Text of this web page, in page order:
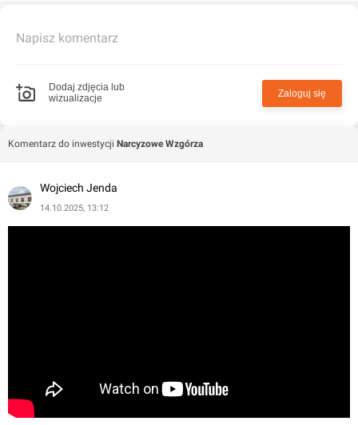
Napisz komentarz
Dodaj zdjęcia lub
wizualizacje
Zaloguj się
Komentarz do inwestycji Narcyzowe Wzgórza
Wojciech Jenda
14.10.2025, 13:12